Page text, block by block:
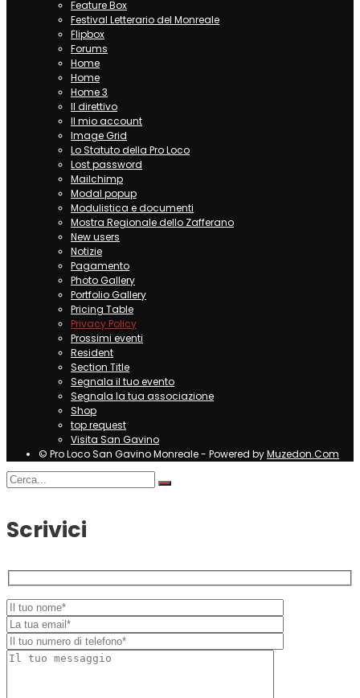
Feature Box
Festival Letterario del Monreale
Flipbox
Forums
Home
Home
Home 3
Il direttivo
Il mio account
Image Grid
Lo Statuto della Pro Loco
Lost password
Mailchimp
Modal popup
Modulistica e documenti
Mostra Regionale dello Zafferano
New users
Notizie
Pagamento
Photo Gallery
Portfolio Gallery
Pricing Table
Privacy Policy
Prossimi eventi
Resident
Section Title
Segnala il tuo evento
Segnala la tua associazione
Shop
top request
Visita San Gavino
© Pro Loco San Gavino Monreale - Powered byMuzedon.Com
Scrivici